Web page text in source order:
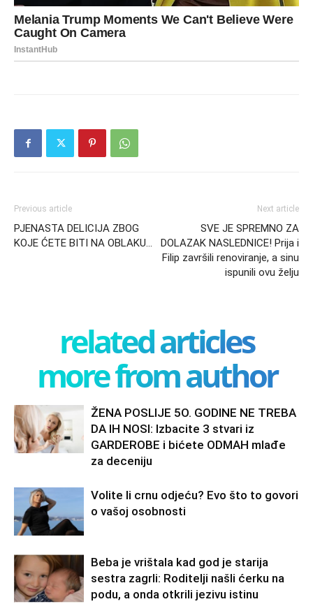
Previous article
PJENASTA DELICIJA ZBOG
KOJE ĆETE BITI NA OBLAKU…
Next article
SVE JE SPREMNO ZA
DOLAZAK NASLEDNICE! Prija i
Filip završili renoviranje, a sinu
ispunili ovu želju
related articles
more from author
ŽENA POSLIJE 5O. GODINE NE TREBA
DA IH NOSI: Izbacite 3 stvari iz
GARDEROBE i bićete ODMAH mlađe
za deceniju
Volite li crnu odjeću? Evo što to govori
o vašoj osobnosti
Beba je vrištala kad god je starija
sestra zagrli: Roditelji našli ćerku na
podu, a onda otkrili jezivu istinu